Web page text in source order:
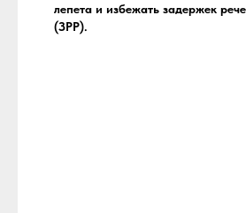
лепета и избежать задержек
(ЗРР).